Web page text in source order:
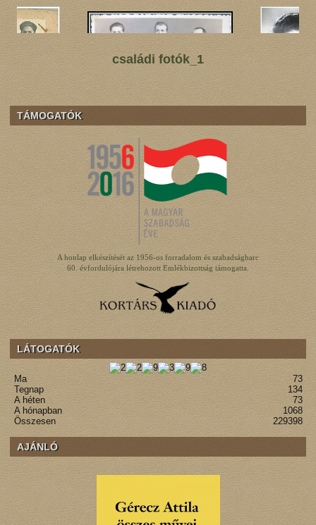
családi fotók_1
TÁMOGATÓK
A honlap elkészítését az 1956-os forradalom és szabadságharc
60. évfordulójára létrehozott Emlékbizottság támogatta.
LÁTOGATÓK
Ma
73
Tegnap
134
A héten
73
A hónapban
1068
Összesen
229398
AJÁNLÓ